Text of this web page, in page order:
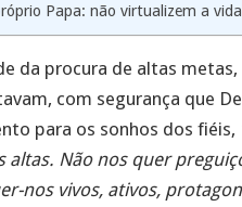
Papa: não virtualizem a
da procura de altas
com segurança que
para os sonhos dos fiéis,
altas. Não nos quer
nos vivos, ativos,